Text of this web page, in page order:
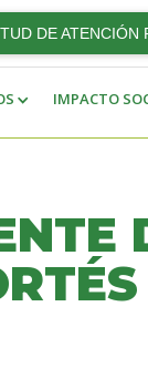
DE ATENCIÓN
IMPACTO